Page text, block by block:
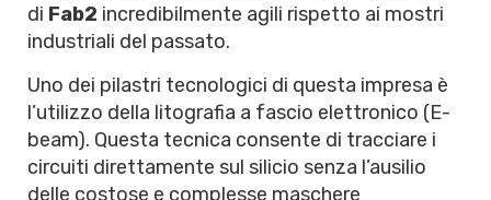
di Fab2 incredibilmente agili rispetto ai mostri
industriali del passato.
Uno dei pilastri tecnologici di questa impresa è
l’utilizzo della litografia a fascio elettronico (E-
beam). Questa tecnica consente di tracciare i
circuiti direttamente sul silicio senza l’ausilio
delle costose e complesse maschere